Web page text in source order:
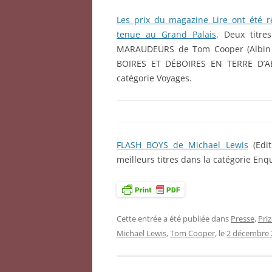
Les prix du magazine Lire ont été
tenue au Grand Palais. Deux
MARAUDEURS de Tom Cooper
BOIRES ET DÉBOIRES EN TERRE
catégorie Voyages.
FLASH BOYS de Michael Lewis
meilleurs titres dans la catégorie
Cette entrée a été publiée dans Presse,
Michael Lewis,Tom Cooper, le2 décembre